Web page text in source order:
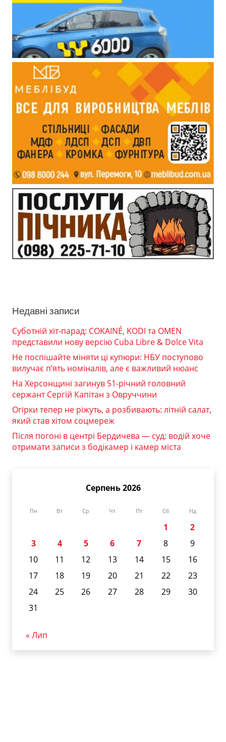
Недавні записи
Суботній хіт-парад: COKAINÉ, KODI та OMEN
представили нову версію Cuba Libre & Dolce Vita
Не поспішайте міняти ці купюри: НБУ поступово
вилучає п’ять номіналів, але є важливий нюанс
На Херсонщині загинув 51-річний головний
сержант Сергій Капітан з Овруччини
Огірки тепер не ріжуть, а розбивають: літній салат,
який став хітом соцмереж
Після погоні в центрі Бердичева — суд: водій хоче
отримати записи з бодікамер і камер міста
Серпень 2026
Пн Вт Ср Чт Пт Сб Нд
1
2
3
4 5 6 7 8
9
10
11 12 13 14 15
16
17
18 19 20 21 22
23
24
25 26 27 28 29
30
31
« Лип